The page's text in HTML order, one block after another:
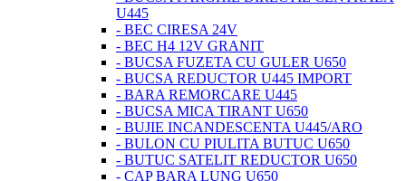
U445
- BEC CIRESA 24V
- BEC H4 12V GRANIT
- BUCSA FUZETA CU GULER U650
- BUCSA REDUCTOR U445 IMPORT
- BARA REMORCARE U445
- BUCSA MICA TIRANT U650
- BUJIE INCANDESCENTA U445/ARO
- BULON CU PIULITA BUTUC U650
- BUTUC SATELIT REDUCTOR U650
- CAP BARA LUNG U650